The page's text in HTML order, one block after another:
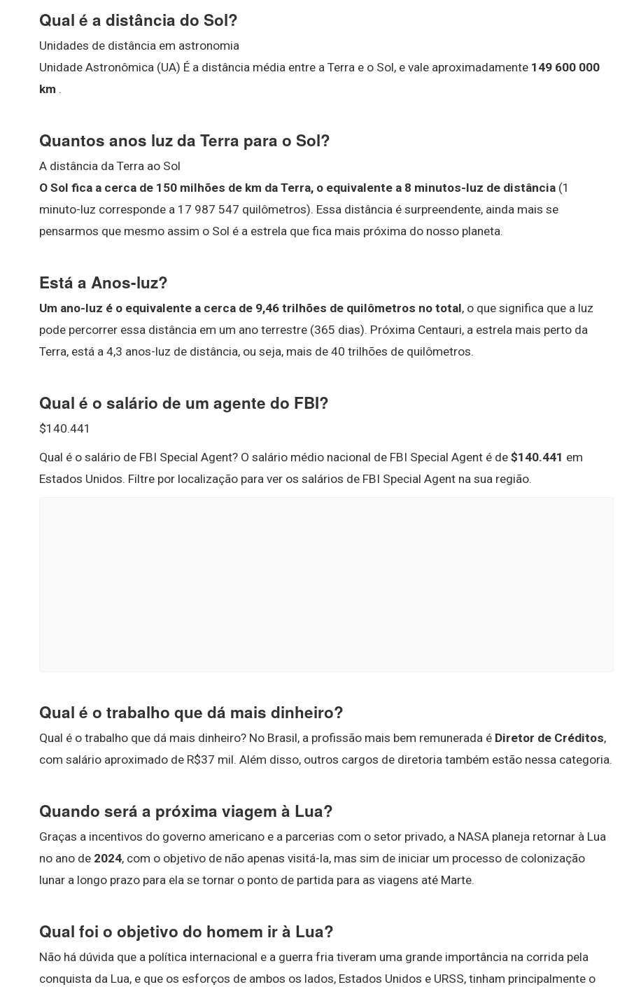
Qual é a distância do Sol?
Unidades de distância em astronomia
Unidade Astronômica (UA) É a distância média entre a Terra e o Sol, e vale aproximadamente 149 600 000
km .
Quantos anos luz da Terra para o Sol?
A distância da Terra ao Sol
O Sol fica a cerca de 150 milhões de km da Terra, o equivalente a 8 minutos-luz de distância (1
minuto-luz corresponde a 17 987 547 quilômetros). Essa distância é surpreendente, ainda mais se
pensarmos que mesmo assim o Sol é a estrela que fica mais próxima do nosso planeta.
Está a Anos-luz?
Um ano-luz é o equivalente a cerca de 9,46 trilhões de quilômetros no total, o que significa que a luz
pode percorrer essa distância em um ano terrestre (365 dias). Próxima Centauri, a estrela mais perto da
Terra, está a 4,3 anos-luz de distância, ou seja, mais de 40 trilhões de quilômetros.
Qual é o salário de um agente do FBI?
$140.441
Qual é o salário de FBI Special Agent? O salário médio nacional de FBI Special Agent é de $140.441 em
Estados Unidos. Filtre por localização para ver os salários de FBI Special Agent na sua região.
Qual é o trabalho que dá mais dinheiro?
Qual é o trabalho que dá mais dinheiro? No Brasil, a profissão mais bem remunerada é Diretor de Créditos,
com salário aproximado de R$37 mil. Além disso, outros cargos de diretoria também estão nessa categoria.
Quando será a próxima viagem à Lua?
Graças a incentivos do governo americano e a parcerias com o setor privado, a NASA planeja retornar à Lua
no ano de 2024, com o objetivo de não apenas visitá-la, mas sim de iniciar um processo de colonização
lunar a longo prazo para ela se tornar o ponto de partida para as viagens até Marte.
Qual foi o objetivo do homem ir à Lua?
Não há dúvida que a política internacional e a guerra fria tiveram uma grande importância na corrida pela
conquista da Lua, e que os esforços de ambos os lados, Estados Unidos e URSS, tinham principalmente o